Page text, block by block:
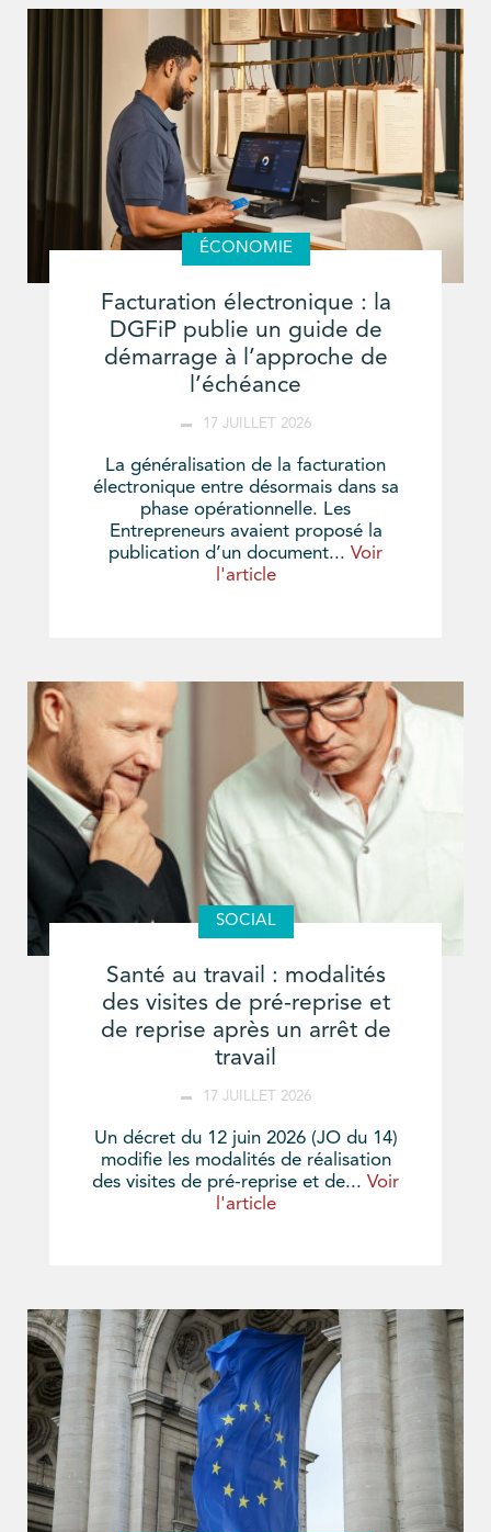
ÉCONOMIE
Facturation électronique : la
DGFiP publie un guide de
démarrage à l’approche de
l’échéance
17 JUILLET 2026
La généralisation de la facturation
électronique entre désormais dans sa
phase opérationnelle. Les
Entrepreneurs avaient proposé la
publication d’un document... Voir
l'article
SOCIAL
Santé au travail : modalités
des visites de pré-reprise et
de reprise après un arrêt de
travail
17 JUILLET 2026
Un décret du 12 juin 2026 (JO du 14)
modifie les modalités de réalisation
des visites de pré-reprise et de... Voir
l'article